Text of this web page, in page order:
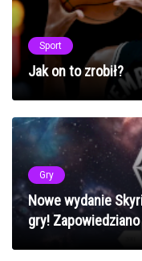
Sport
Jak on to zrobił?
Gry
Nowe wydanie
gry!